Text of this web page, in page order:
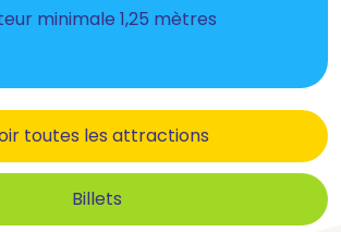
minimale 1,25 mètres
toutes les attractions
Billets